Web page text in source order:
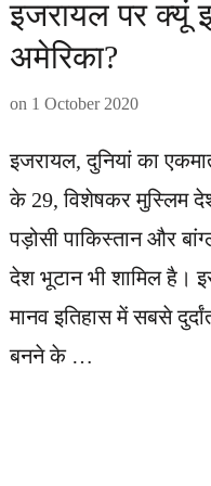
इजरायल पर क्यूं
अमेरिका?
on 1 October 2020
इजरायल, दुनियां का
के 29, विशेषकर मुस्लिम
पड़ोसी पाकिस्तान और
देश भूटान भी शामिल है।
मानव इतिहास में सबसे
बनने के …